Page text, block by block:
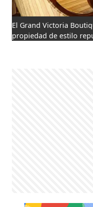
El Grand Victoria
propiedad de estilo